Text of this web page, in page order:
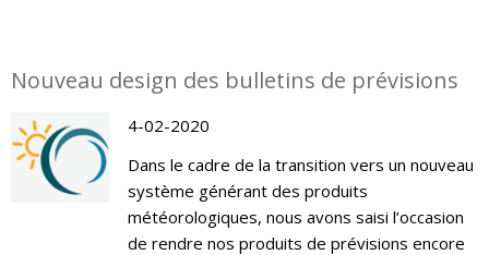
Nouveau design des bulletins de prévisions
4-02-2020
Dans le cadre de la transition vers un nouveau
système générant des produits
météorologiques, nous avons saisi l’occasion
de rendre nos produits de prévisions encore